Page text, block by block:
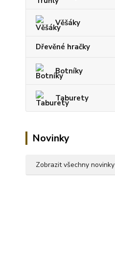
Věšáky
Dřevěné hračky
Botníky
Taburety
Novinky
Zobrazit všechny novinky